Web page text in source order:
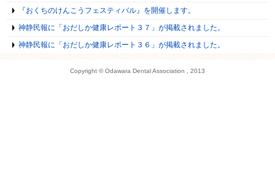
『おくちのけんこうフェスティバル』を開催します。
神静民報に「おだしか健康レポート３７」が掲載されました。
神静民報に「おだしか健康レポート３６」が掲載されました。
Copyright © Odawara Dental Association , 2013